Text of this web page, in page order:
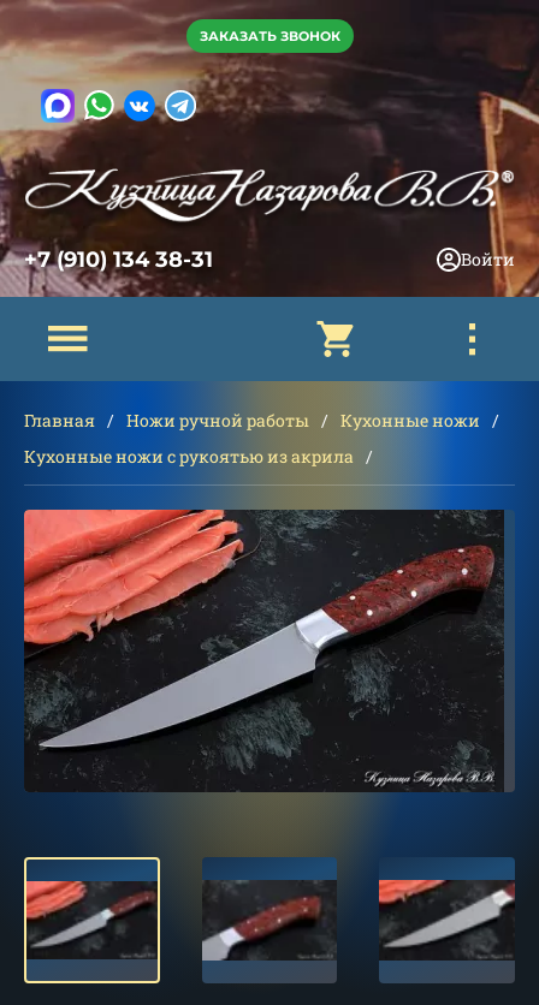
ЗАКАЗАТЬ ЗВОНОК
+7 (910) 134 38-31 Войти
Главная Ножи ручной работы
Кухонные ножи
Кухонные ножи с рукоятью из акрила